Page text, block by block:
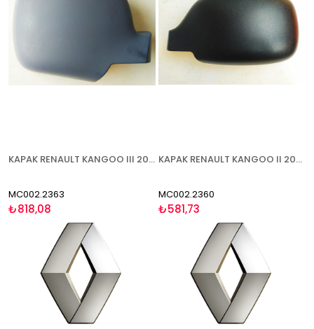
KAPAK RENAULT KANGOO III 2008-2013 ASTARLI SAĞ
MC002.2363
₺818,08
KAPAK RENAULT KANGOO II 2003-2007 SOL
MC002.2360
₺581,73